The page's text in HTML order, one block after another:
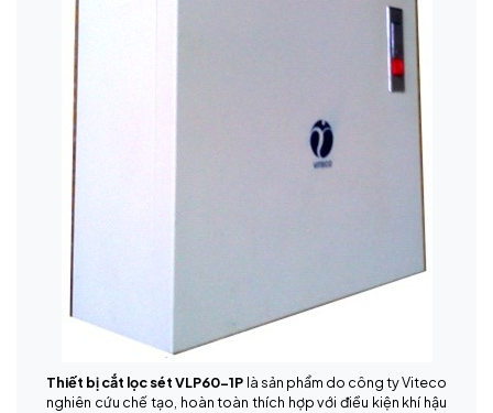
Thiết bị cắt lọc sét VLP60-1P là sản phẩm do công ty Viteco
nghiên cứu chế tạo, hoàn toàn thích hợp với điều kiện khí hậu